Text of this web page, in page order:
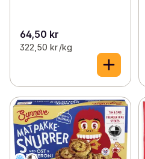
64,50 kr
322,50 kr /kg